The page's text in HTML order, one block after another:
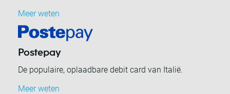
Meer weten
Postepay
De populaire, oplaadbare debit card van Italië.
Meer weten